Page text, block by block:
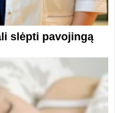
slėpti pavojingą